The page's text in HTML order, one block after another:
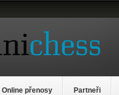
Online přenosy Partneři